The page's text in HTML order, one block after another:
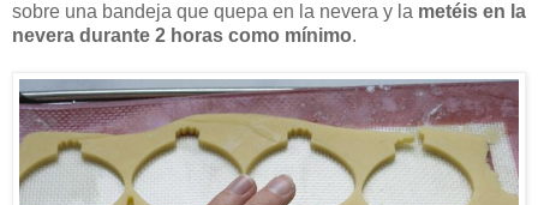
sobre una bandeja que quepa en la nevera y la metéis en la
nevera durante 2 horas como mínimo.